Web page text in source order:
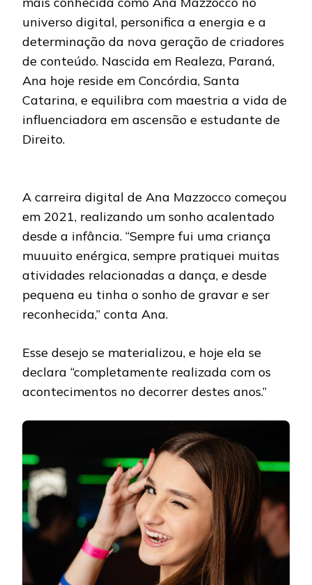
universo digital, personifica a energia e a
determinação da nova geração de criadores
de conteúdo. Nascida em Realeza, Paraná,
Ana hoje reside em Concórdia, Santa
Catarina, e equilibra com maestria a vida de
influenciadora em ascensão e estudante de
Direito.
A carreira digital de Ana Mazzocco começou
em 2021, realizando um sonho acalentado
desde a infância. “Sempre fui uma criança
muuuito enérgica, sempre pratiquei muitas
atividades relacionadas a dança, e desde
pequena eu tinha o sonho de gravar e ser
reconhecida,” conta Ana.
Esse desejo se materializou, e hoje ela se
declara “completamente realizada com os
acontecimentos no decorrer destes anos.”